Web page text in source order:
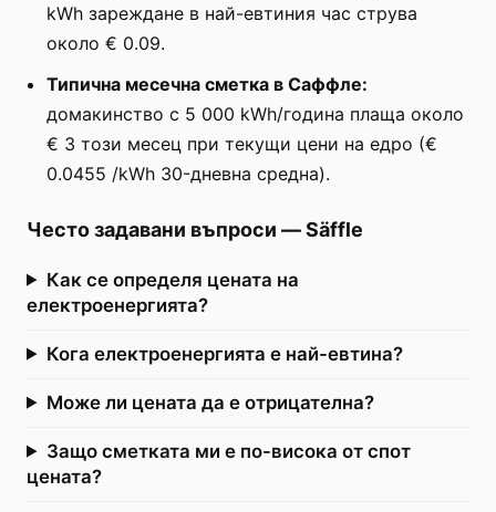
kWh зареждане в най-евтиния час струва
около € 0.09.
Типична месечна сметка в Саффле:
домакинство с 5 000 kWh/година плаща около
€ 3 този месец при текущи цени на едро (€
0.0455 /kWh 30-дневна средна).
Често задавани въпроси —Säffle
Как се определя цената на
електроенергията?
Кога електроенергията е най-евтина?
Може ли цената да е отрицателна?
Защо сметката ми е по-висока от спот
цената?